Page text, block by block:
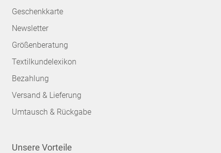
Geschenkkarte
Newsletter
Größenberatung
Textilkundelexikon
Bezahlung
Versand & Lieferung
Umtausch & Rückgabe
Unsere Vorteile